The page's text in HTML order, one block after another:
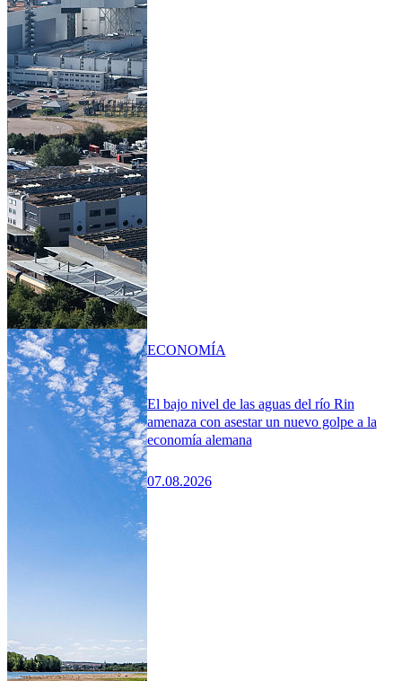
El bajo nivel de las aguas del río Rin
amenaza con asestar un nuevo golpe a la
economía alemana
07.08.2026
ECONOMÍA